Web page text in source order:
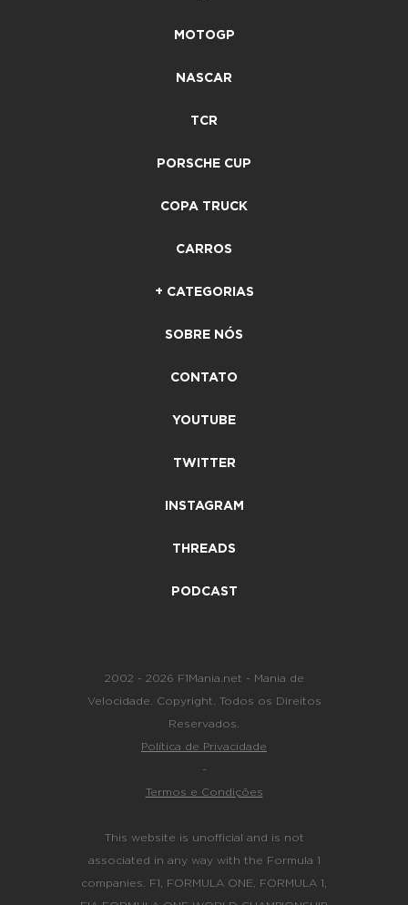
MOTOGP
NASCAR
TCR
PORSCHE CUP
COPA TRUCK
CARROS
+ CATEGORIAS
SOBRE NÓS
CONTATO
YOUTUBE
TWITTER
INSTAGRAM
THREADS
PODCAST
2002 - 2026 F1Mania.net - Mania de
Velocidade. Copyright. Todos os Direitos
Reservados.
Política de Privacidade
-
Termos e Condições
This website is unofficial and is not
associated in any way with the Formula 1
companies. F1, FORMULA ONE, FORMULA 1,